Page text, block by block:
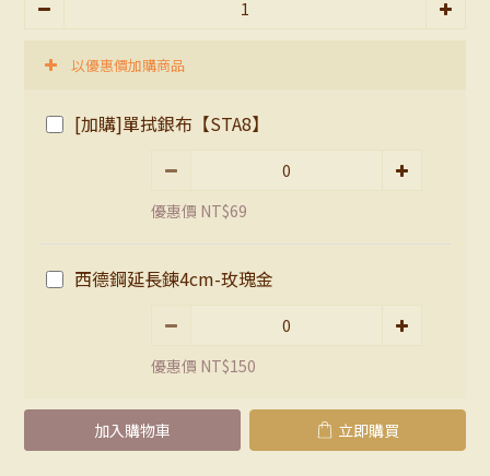
以優惠價加購商品
[加購]單拭銀布【STA8】
優惠價 NT$69
西德鋼延長鍊4cm-玫瑰金
優惠價 NT$150
加入購物車 立即購買